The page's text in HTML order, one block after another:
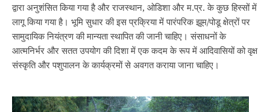
द्वारा अनुशंसित किया गया है और राजस्थान, ओडिशा और म.प्र. के कुछ हिस्सों में
लागू किया गया है। भूमि सुधार की इस प्रक्रिया में पारंपरिक झूम/पोडू क्षेत्रों पर
सामुदायिक नियंत्रण की मान्यता स्थापित की जानी चाहिए। संसाधनों के
आत्मनिर्भर और सतत उपयोग की दिशा में एक कदम के रूप में आदिवासियों को वृक्ष
संस्कृति और पशुपालन के कार्यक्रमों से अवगत कराया जाना चाहिए।